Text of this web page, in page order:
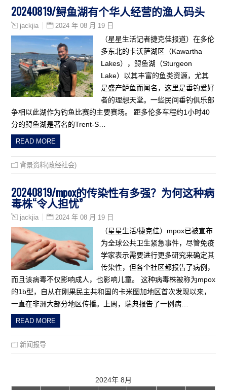
20240819/鲟鱼湖有个华人经营的渔人码头
jackjia 2024 年 08 月 19 日
（星星生活记者捷克佳报道）在多伦
多东北的卡沃萨湖区（Kawartha
Lakes），鲟鱼湖（Sturgeon
Lake）以其丰富的鱼类资源，尤其
是盛产鲈鱼而闻名，这里是垂钓爱好
者的理想天堂。一些民间垂钓俱乐部
争相以此湖作为钓鱼比赛的主要赛场。 距多伦多车程约1小时40
分的鲟鱼湖是著名的Trent-S…
READ MORE
背景资料(政经社会)
20240819/mpox的传染性有多强？为何这种病
毒株“令人担忧”
jackjia 2024 年 08 月 19 日
（星星生活/捷克佳）mpox已被宣布
为全球公共卫生紧急事件，尽管免疫
学家表示需要进行更多研究来确定其
传染性，但各个社区都报告了病例，
而且该病毒不仅影响成人，也影响儿童。 这种病毒株被称为mpox
的1b型，自从在刚果民主共和国的卡米图加地区首次发现以来，
一直在非洲大部分地区传播。上周，瑞典报告了一例病…
READ MORE
新闻报导
2024年 8月